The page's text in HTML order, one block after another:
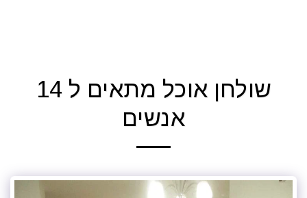
שולחן אוכל מתאים ל 14
אנשים